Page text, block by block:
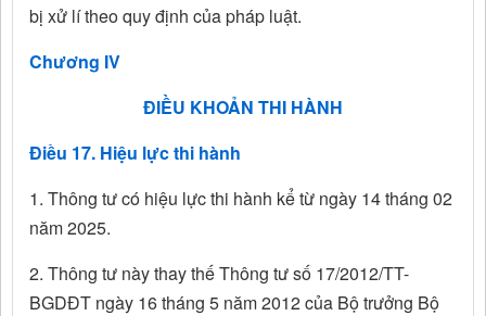
bị xử lí theo quy định của pháp luật.
Chương IV
ĐIỀU KHOẢN THI HÀNH
Điều 17. Hiệu lực thi hành
1. Thông tư có hiệu lực thi hành kể từ ngày 14 tháng 02
năm 2025.
2. Thông tư này thay thế Thông tư số 17/2012/TT-
BGDĐT ngày 16 tháng 5 năm 2012 của Bộ trưởng Bộ